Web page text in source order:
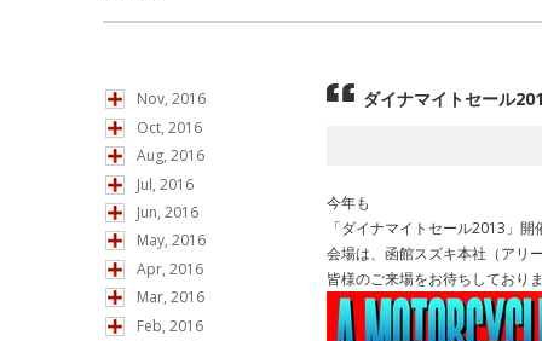
Nov, 2016
Oct, 2016
Aug, 2016
Jul, 2016
Jun, 2016
May, 2016
Apr, 2016
Mar, 2016
Feb, 2016
ダイナマイトセール
今年も
「ダイナマイトセール2013」
会場は、函館スズキ本社（アリ
皆様のご来場をお待ちしており